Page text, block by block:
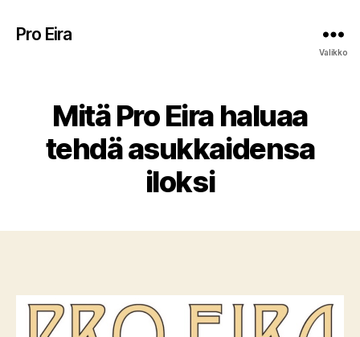
Pro Eira
Valikko
Mitä Pro Eira haluaa
tehdä asukkaidensa
iloksi